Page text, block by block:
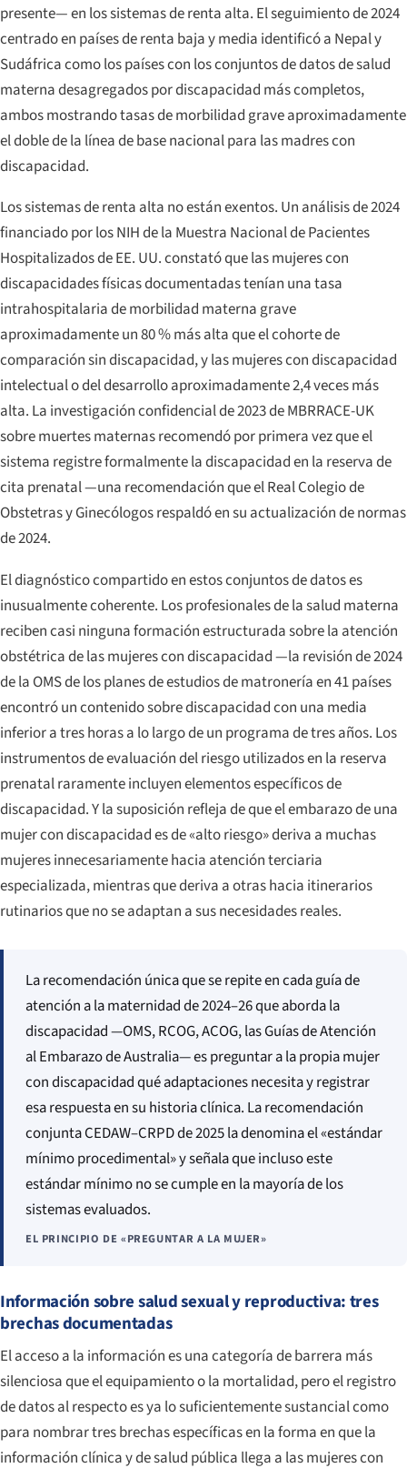
presente— en los sistemas de renta alta. El seguimiento de 2024
centrado en países de renta baja y media identificó a Nepal y
Sudáfrica como los países con los conjuntos de datos de salud
materna desagregados por discapacidad más completos,
ambos mostrando tasas de morbilidad grave aproximadamente
el doble de la línea de base nacional para las madres con
discapacidad.
Los sistemas de renta alta no están exentos. Un análisis de 2024
financiado por los NIH de la Muestra Nacional de Pacientes
Hospitalizados de EE. UU. constató que las mujeres con
discapacidades físicas documentadas tenían una tasa
intrahospitalaria de morbilidad materna grave
aproximadamente un 80 % más alta que el cohorte de
comparación sin discapacidad, y las mujeres con discapacidad
intelectual o del desarrollo aproximadamente 2,4 veces más
alta. La investigación confidencial de 2023 de MBRRACE-UK
sobre muertes maternas recomendó por primera vez que el
sistema registre formalmente la discapacidad en la reserva de
cita prenatal —una recomendación que el Real Colegio de
Obstetras y Ginecólogos respaldó en su actualización de normas
de 2024.
El diagnóstico compartido en estos conjuntos de datos es
inusualmente coherente. Los profesionales de la salud materna
reciben casi ninguna formación estructurada sobre la atención
obstétrica de las mujeres con discapacidad —la revisión de 2024
de la OMS de los planes de estudios de matronería en 41 países
encontró un contenido sobre discapacidad con una media
inferior a tres horas a lo largo de un programa de tres años. Los
instrumentos de evaluación del riesgo utilizados en la reserva
prenatal raramente incluyen elementos específicos de
discapacidad. Y la suposición refleja de que el embarazo de una
mujer con discapacidad es de «alto riesgo» deriva a muchas
mujeres innecesariamente hacia atención terciaria
especializada, mientras que deriva a otras hacia itinerarios
rutinarios que no se adaptan a sus necesidades reales.
La recomendación única que se repite en cada guía de
atención a la maternidad de 2024–26 que aborda la
discapacidad —OMS, RCOG, ACOG, las Guías de Atención
al Embarazo de Australia— es preguntar a la propia mujer
con discapacidad qué adaptaciones necesita y registrar
esa respuesta en su historia clínica. La recomendación
conjunta CEDAW–CRPD de 2025 la denomina el «estándar
mínimo procedimental» y señala que incluso este
estándar mínimo no se cumple en la mayoría de los
sistemas evaluados.
EL PRINCIPIO DE «PREGUNTAR A LA MUJER»
Información sobre salud sexual y reproductiva: tres
brechas documentadas
El acceso a la información es una categoría de barrera más
silenciosa que el equipamiento o la mortalidad, pero el registro
de datos al respecto es ya lo suficientemente sustancial como
para nombrar tres brechas específicas en la forma en que la
información clínica y de salud pública llega a las mujeres con